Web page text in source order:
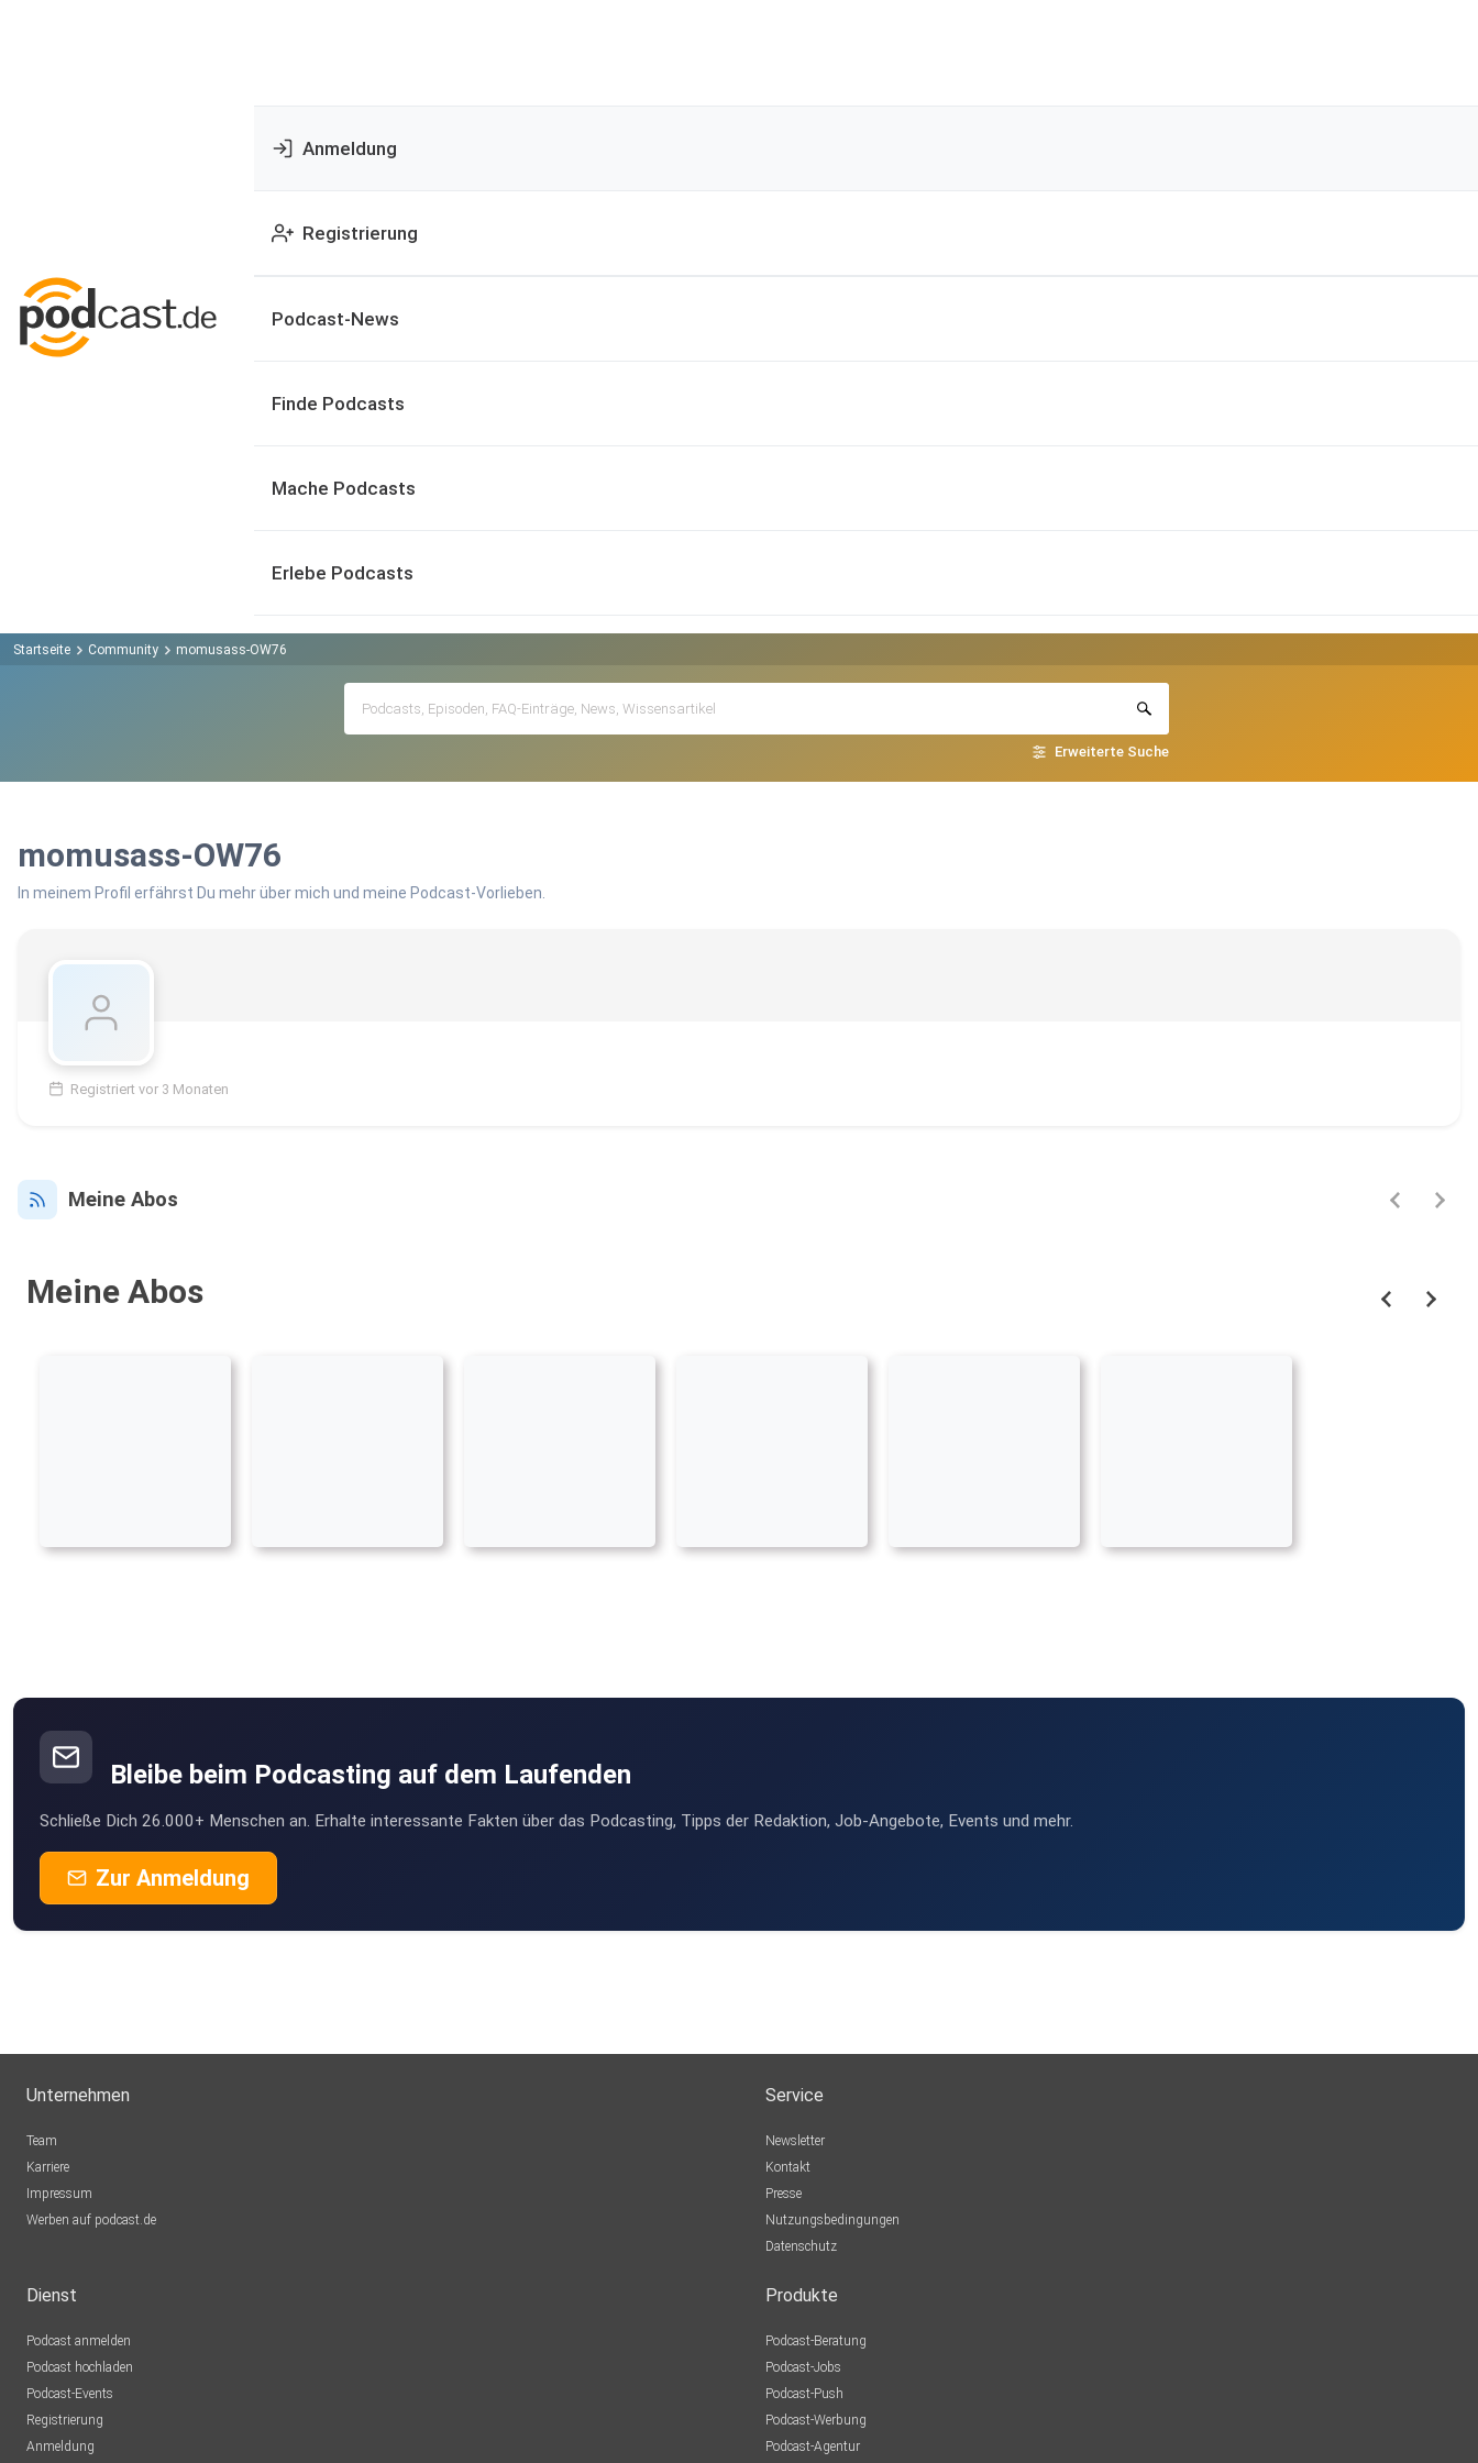
Anmeldung
Registrierung
Podcast-News
Finde Podcasts
Mache Podcasts
Erlebe Podcasts
Startseite Community momusass-OW76
Erweiterte Suche
momusass-OW76
In meinem Profil erfährst Du mehr über mich und meine Podcast-Vorlieben.
Registriert vor 3 Monaten
Meine Abos
Meine Abos
Bleibe beim Podcasting auf dem Laufenden
Schließe Dich 26.000+ Menschen an. Erhalte interessante Fakten über das Podcasting, Tipps der Redaktion, Job-Angebote, Events und mehr.
Zur Anmeldung
Unternehmen
Team
Karriere
Impressum
Werben auf podcast.de
Service
Newsletter
Kontakt
Presse
Nutzungsbedingungen
Datenschutz
Dienst
Podcast anmelden
Podcast hochladen
Podcast-Events
Registrierung
Anmeldung
Produkte
Podcast-Beratung
Podcast-Jobs
Podcast-Push
Podcast-Werbung
Podcast-Agentur